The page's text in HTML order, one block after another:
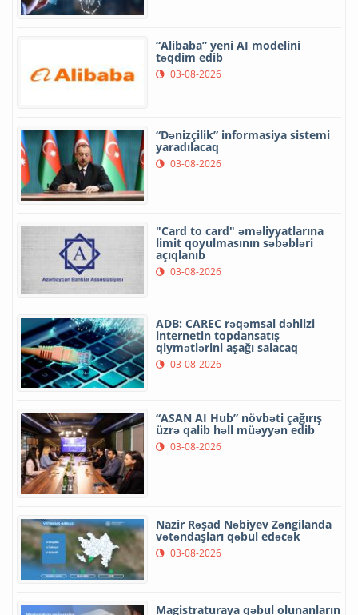
“Alibaba” yeni AI modelini
təqdim edib
03-08-2026
“Dənizçilik” informasiya sistemi
yaradılacaq
03-08-2026
"Card to card" əməliyyatlarına
limit qoyulmasının səbəbləri
açıqlanıb
03-08-2026
ADB: CAREC rəqəmsal dəhlizi
internetin topdansatış
qiymətlərini aşağı salacaq
03-08-2026
“ASAN AI Hub” növbəti çağırış
üzrə qalib həll müəyyən edib
03-08-2026
Nazir Rəşad Nəbiyev Zəngilanda
vətəndaşları qəbul edəcək
03-08-2026
Magistraturaya qəbul olunanların